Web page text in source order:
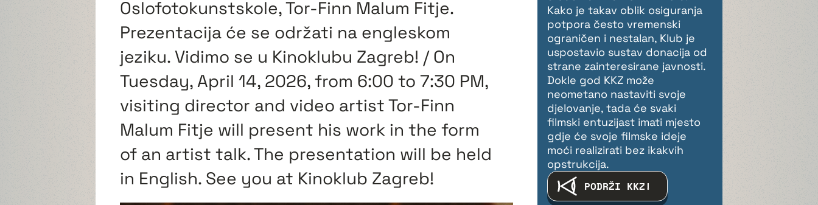
Oslofotokunstskole, Tor-Finn Malum Fitje.
Prezentacija će se održati na engleskom
jeziku. Vidimo se u Kinoklubu Zagreb! / On
Tuesday, April 14, 2026, from 6:00 to 7:30 PM,
visiting director and video artist Tor-Finn
Malum Fitje will present his work in the form
of an artist talk. The presentation will be held
in English. See you at Kinoklub Zagreb!
Kako je takav oblik osiguranja
potpora često vremenski
ograničen i nestalan, Klub je
uspostavio sustav donacija od
strane zainteresirane javnosti.
Dokle god KKZ može
neometano nastaviti svoje
djelovanje, tada će svaki
filmski entuzijast imati mjesto
gdje će svoje filmske ideje
moći realizirati bez ikakvih
opstrukcija.
PODRŽI KKZ!